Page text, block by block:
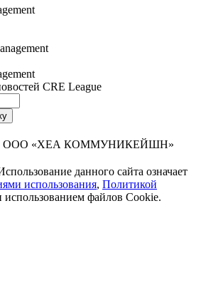
CRE League
ООО «ХЕА КОММУНИКЕЙШН»
данного сайта означает
использования, Политикой
использованием файлов Сookie.